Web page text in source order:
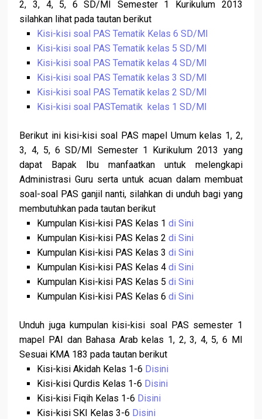
2, 3, 4, 5, 6 SD/MI Semester 1 Kurikulum 2013
silahkan lihat pada tautan berikut
Kisi-kisi soal PAS Tematik Kelas 6 SD/MI
Kisi-kisi soal PAS Tematik kelas 5 SD/MI
Kisi-kisi soal PAS Tematik kelas 4 SD/MI
Kisi-kisi soal PAS Tematik kelas 3 SD/MI
Kisi-kisi soal PAS Tematik kelas 2 SD/MI
Kisi-kisi soal PASTematik kelas 1 SD/MI
Berikut ini kisi-kisi soal PAS mapel Umum kelas 1, 2,
3, 4, 5, 6 SD/MI Semester 1 Kurikulum 2013 yang
dapat Bapak Ibu manfaatkan untuk melengkapi
Administrasi Guru serta untuk acuan dalam membuat
soal-soal PAS ganjil nanti, silahkan di unduh bagi yang
membutuhkan pada tautan berikut
Kumpulan Kisi-kisi PAS Kelas 1 di Sini
Kumpulan Kisi-kisi PAS Kelas 2 di Sini
Kumpulan Kisi-kisi PAS Kelas 3 di Sini
Kumpulan Kisi-kisi PAS Kelas 4 di Sini
Kumpulan Kisi-kisi PAS Kelas 5 di Sini
Kumpulan Kisi-kisi PAS Kelas 6 di Sini
Unduh juga kumpulan kisi-kisi soal PAS semester 1
mapel PAI dan Bahasa Arab kelas 1, 2, 3, 4, 5, 6 MI
Sesuai KMA 183 pada tautan berikut
Kisi-kisi Akidah Kelas 1-6 Disini
Kisi-kisi Qurdis Kelas 1-6 Disini
Kisi-kisi Fiqih Kelas 1-6 Disini
Kisi-kisi SKI Kelas 3-6 Disini